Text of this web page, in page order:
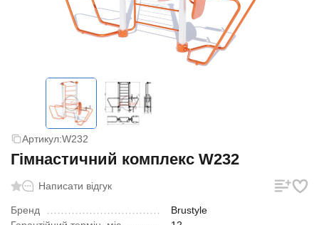
Артикул:W232
Гімнастичний комплекс W232
Написати відгук
Бренд
Brustyle